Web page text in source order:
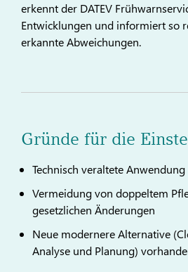
erkennt der DATEV
Entwicklungen und informiert so
erkannte Abweichungen.
Gründe für die
Technisch veraltete Anwendung
Vermeidung von doppeltem
gesetzlichen Änderungen
Neue modernere Alternative
Analyse und Planung)